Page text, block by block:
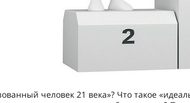
человек 21 века»? Что такое